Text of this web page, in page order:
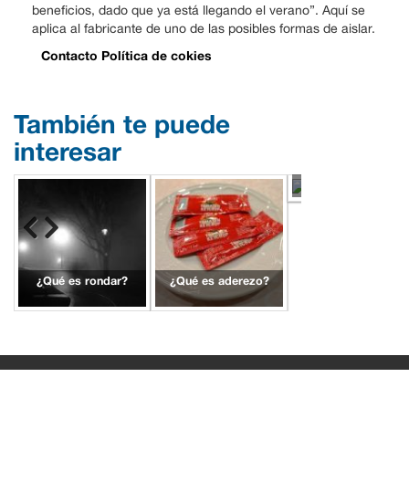
beneficios, dado que ya está llegando el verano”. Aquí se
aplica al fabricante de uno de las posibles formas de aislar.
Contacto Política de cokies
También te puede
interesar
¿Qué es rondar? ¿Qué es aderezo?